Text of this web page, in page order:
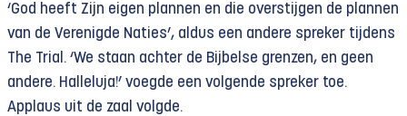
‘God heeft Zijn eigen plannen en die overstijgen de plannen
van de Verenigde Naties’, aldus een andere spreker tijdens
The Trial. ‘We staan achter de Bijbelse grenzen, en geen
andere. Halleluja!’ voegde een volgende spreker toe.
Applaus uit de zaal volgde.